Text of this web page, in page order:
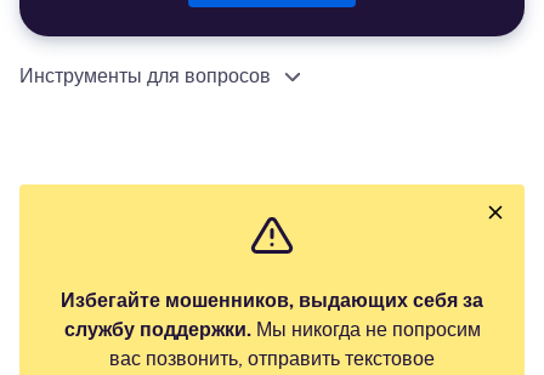
Инструменты для вопросов
Избегайте мошенников, выдающих себя за
службу поддержки.Мы никогда не попросим
вас позвонить, отправить текстовое